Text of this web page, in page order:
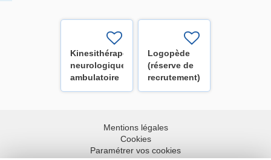
Kinesithérapeute
neurologique
ambulatoire
Logopède
(réserve de
recrutement)
H/F
Mentions légales
Cookies
Paramétrer vos cookies